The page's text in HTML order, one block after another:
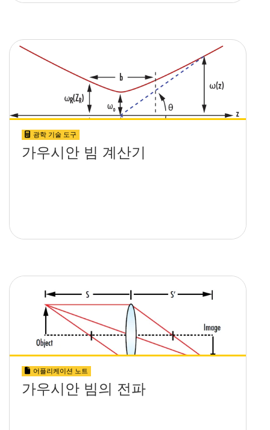
광학 기술 도구
가우시안 빔 계산기
어플리케이션 노트
가우시안 빔의 전파